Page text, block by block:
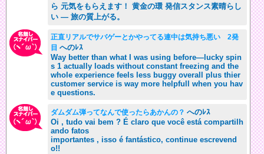
ら 元気をもらえます！ 黄金の環 発信スタンス素晴らし
い — 旅の質上がる。
正直リアルでサバゲーとかやってる連中は気持ち悪い 2発
目 へのﾚｽ
Way better than what I was using before—lucky spin
s 1 actually loads without constant freezing and the
whole experience feels less buggy overall plus thier
customer service is way more helpfull when you hav
e questions.
ダムダム弾ってなんで使ったらあかんの？ へのﾚｽ
Oi , tudo vai bem ? É claro que você está compartilh
ando fatos
importantes , isso é fantástico, continue escrevend
o!!